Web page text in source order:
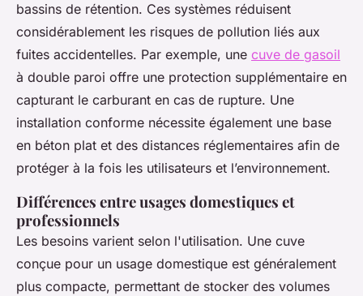
bassins de rétention. Ces systèmes réduisent
considérablement les risques de pollution liés aux
fuites accidentelles. Par exemple, une cuve de gasoil
à double paroi offre une protection supplémentaire en
capturant le carburant en cas de rupture. Une
installation conforme nécessite également une base
en béton plat et des distances réglementaires afin de
protéger à la fois les utilisateurs et l’environnement.
Différences entre usages domestiques et
professionnels
Les besoins varient selon l'utilisation. Une cuve
conçue pour un usage domestique est généralement
plus compacte, permettant de stocker des volumes